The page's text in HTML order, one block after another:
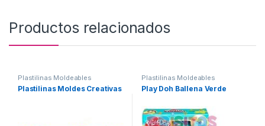
Productos relacionados
Plastilinas Moldeables
Plastilinas Moldes Creativas
Plastilinas Moldeables
Play Doh Ballena Verde